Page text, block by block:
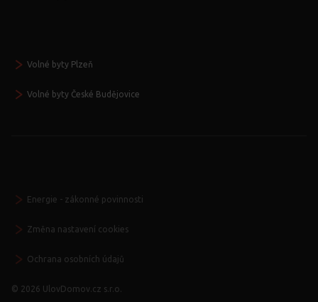
Volné byty Plzeň
Volné byty České Budějovice
Energie - zákonné povinnosti
Změna nastavení cookies
Ochrana osobních údajů
© 2026 UlovDomov.cz s.r.o.